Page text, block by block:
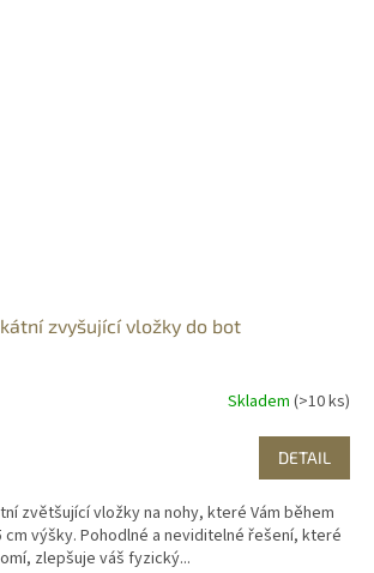
zvyšující vložky do bot
Skladem (>10 ks)
DETAIL
zvětšující vložky na nohy, které Vám během
cm výšky. Pohodlné a neviditelné řešení, které
zlepšuje váš fyzický...